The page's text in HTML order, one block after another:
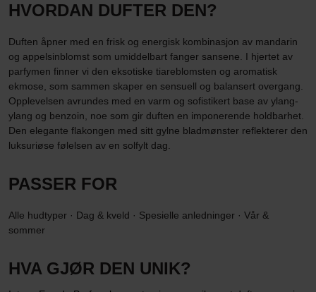
HVORDAN DUFTER DEN?
Duften åpner med en frisk og energisk kombinasjon av mandarin
og appelsinblomst som umiddelbart fanger sansene. I hjertet av
parfymen finner vi den eksotiske tiareblomsten og aromatisk
ekmose, som sammen skaper en sensuell og balansert overgang.
Opplevelsen avrundes med en varm og sofistikert base av ylang-
ylang og benzoin, noe som gir duften en imponerende holdbarhet.
Den elegante flakongen med sitt gylne bladmønster reflekterer den
luksuriøse følelsen av en solfylt dag.
PASSER FOR
Alle hudtyper · Dag & kveld · Spesielle anledninger · Vår &
sommer
HVA GJØR DEN UNIK?